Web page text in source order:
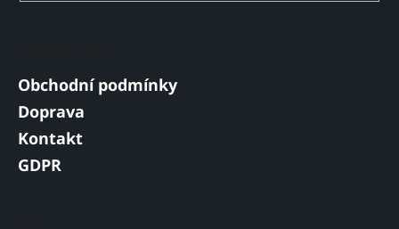
Obchodní podmínky
Doprava
Kontakt
GDPR